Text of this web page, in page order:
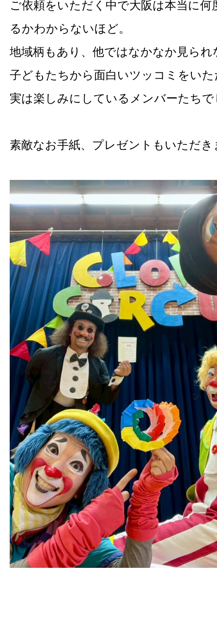
ご依頼をいただく中で大阪は本当に何
るかわからないほど。
地域柄もあり、他ではなかなか見られ
子どもたちから面白いツッコミをい
実は楽しみにしているメンバーたち
素敵なお手紙、プレゼントもいただき